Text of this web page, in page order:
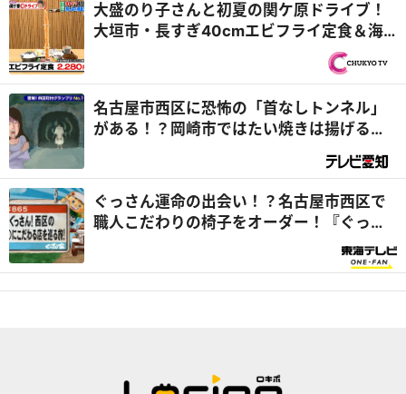
大盛のり子さんと初夏の関ケ原ドライブ！
大垣市・長すぎ40cmエビフライ定食＆海
津市・飛騨牛中華食べ放題！？『PS純金
名古屋市西区に恐怖の「首なしトンネル」
がある！？岡崎市ではたい焼きは揚げるの
が、一宮市ではモーニングをはしごするの
ぐっさん運命の出会い！？名古屋市西区で
職人こだわりの椅子をオーダー！『ぐっさ